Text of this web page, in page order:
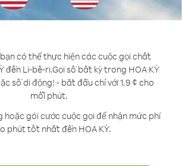
có thể thực hiện các cuộc gọi chất
đến Li-bê-ri.Gọi số bất kỳ trong HOA KỲ
số di động! - bắt đầu chỉ với 1.9 ¢ cho
mỗi phút.
hoặc gói cước cuộc gọi để nhận mức phí
phút tốt nhất đến HOA KỲ.